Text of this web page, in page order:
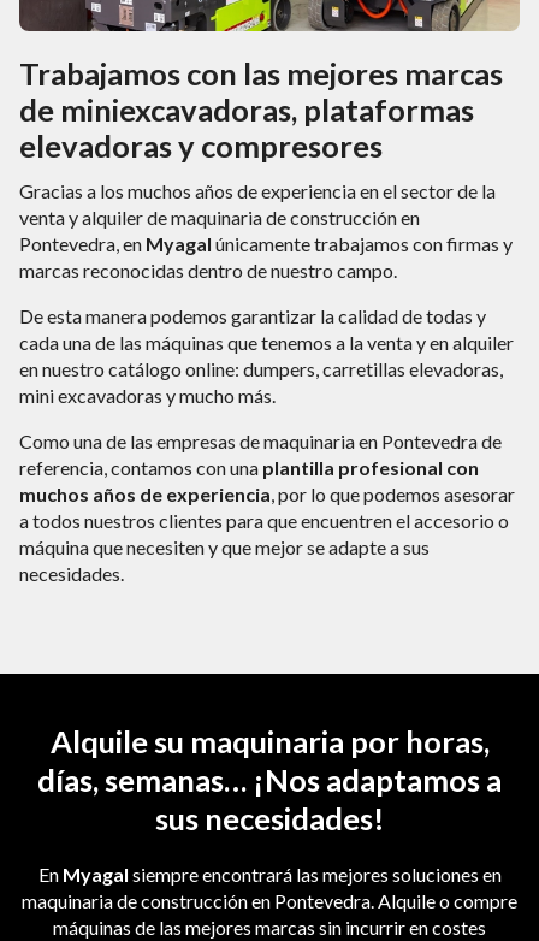
Trabajamos con las mejores marcas
de miniexcavadoras, plataformas
elevadoras y compresores
Gracias a los muchos años de experiencia en el sector de la
venta y alquiler de maquinaria de construcción en
Pontevedra, en Myagal únicamente trabajamos con firmas y
marcas reconocidas dentro de nuestro campo.
De esta manera podemos garantizar la calidad de todas y
cada una de las máquinas que tenemos a la venta y en alquiler
en nuestro catálogo online: dumpers, carretillas elevadoras,
mini excavadoras y mucho más.
Como una de las empresas de maquinaria en Pontevedra de
referencia, contamos con una plantilla profesional con
muchos años de experiencia, por lo que podemos asesorar
a todos nuestros clientes para que encuentren el accesorio o
máquina que necesiten y que mejor se adapte a sus
necesidades.
Alquile su maquinaria por horas,
días, semanas… ¡Nos adaptamos a
sus necesidades!
En Myagal siempre encontrará las mejores soluciones en
maquinaria de construcción en Pontevedra. Alquile o compre
máquinas de las mejores marcas sin incurrir en costes